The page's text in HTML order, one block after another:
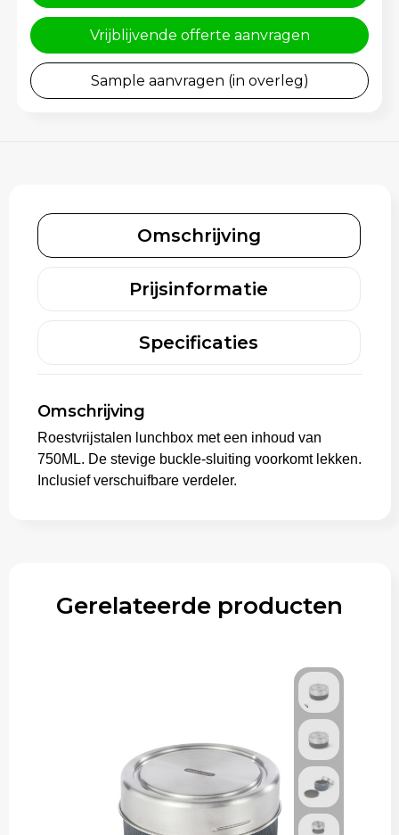
Aktetassen
Trolleys
Vrijblijvende offerte aanvragen
Sample aanvragen (in overleg)
Omschrijving
Prijsinformatie
Specificaties
Omschrijving
Roestvrijstalen lunchbox met een inhoud van
750ML. De stevige buckle-sluiting voorkomt lekken.
Inclusief verschuifbare verdeler.
Gerelateerde producten